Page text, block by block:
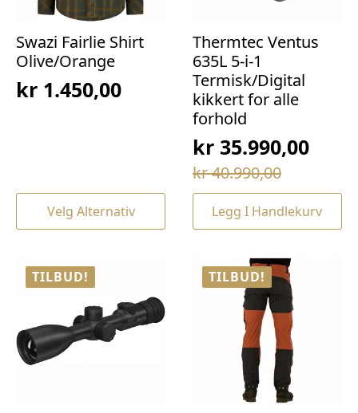
Swazi Fairlie Shirt
Olive/Orange
kr 1.450,00
Velg Alternativ
Dette
produktet
varianter.
Alternativene
velges
på
produktsiden
Thermtec Ventus
635L 5-i-1
Termisk/Digital
kikkert for alle
forhold
kr40.990,00
Opprinnelig
pris
var:
kr35.990,00
Nåværende
pris
er:Legg I Handlekurv
TILBUD! TILBUD!